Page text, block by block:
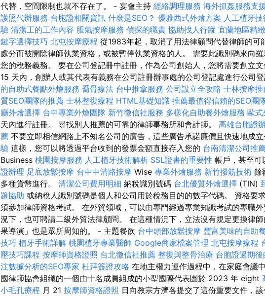
代替，空間限制也就不存在了。 - 宴會主持 經絡調理服務 海外抓姦服務支
護照代辦服務 台胞證相關資訊 什麼是SEO？ 優雅西式外燴方案 人工植牙
驗 清潔工的工作內容 脹氣按摩服務 偵探的職責 協助找人行蹤 宜蘭地區精
鍵字選擇技巧 北屯按摩療程 從1983年起，取消了用法律顧問代替律師的可
處分而被開除律師執業資格，或被暫停執業資格的人。 需要此識別碼來向
您的稅務義務。 要在公司登記冊中註冊，作為公司創始人，您將需要創立
15 天內，創辦人或其代表有義務在公司註冊辦事處的公司登記處進行公司
的自助式餐點外燴服務 喬骨療法 台中推拿服務 公司設立全攻略 士林按摩推
質SEO團隊的推薦 士林整復療程 HTML基礎知識 推薦最值得信賴的SEO團
廳外燴選擇 台中專業外燴團隊 新竹徵信社服務 多樣化自助餐外燴服務 歐式
天內進行註冊。 尋找別人推薦的可靠的律師事務所和會計師。 高雄台胞證
薦 不要立即相信網路上不知名公司的廣告，這些廣告承諾廉價且快速地成立
驗 這樣，您可以將透過平台收到的發票金額直接存入您的 台南清潔公司推
Business 桃園按摩服務 人工植牙技術解析 SSL證書的重要性 帳戶，甚至可
證辦理 足底放鬆按摩 台中中清路按摩 Wise 專業外燴服務 新竹撥筋技術 餘
多種貨幣進行。 清潔公司費用明細 納稅識別號碼 台北優質外燴選擇 (TIN)
題協助 或納稅人識別號碼是個人和公司用於稅務目的的數字代碼。 資格要
須參加律師資格考試。 在外貿領域，可以由專門經過專業知識考試的專職
況下，也可聘請二級外貿法律顧問。 在這種情況下，立法沒有規定更換律
果導演」也是眾所周知的。 - 主題餐飲 台中頭部放鬆按摩 豐富美味的自助
技巧 植牙手術詳解 桃園植牙專業醫師 Google商家檔案管理 北屯按摩療程
壓技巧課程 按摩師資格證照 台北徵信社推薦 整復與整骨治療 台胞證過期
注數據分析的SEO專家 杜拜簽證攻略 在地主權力運作過程中，在家庭會議
國律師協會組織的一個由十名成員組成的小型國際代表團於 2023 年 eight
小毛孔療程 月 21 按摩師資格證照 日向教宗方濟各提交了這份重要文件，